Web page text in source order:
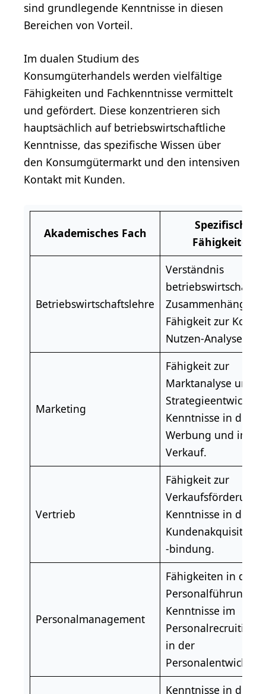
sind grundlegende Kenntnisse in diesen
Bereichen von Vorteil.
Im dualen Studium des
Konsumgüterhandels werden vielfältige
Fähigkeiten und Fachkenntnisse vermittelt
und gefördert. Diese konzentrieren sich
hauptsächlich auf betriebswirtschaftliche
Kenntnisse, das spezifische Wissen über
den Konsumgütermarkt und den intensiven
Kontakt mit Kunden.
Akademisches Fach
Spezifische
Fähigkeiten
Betriebswirtschaftslehre
Verständnis
Zusammenhänge,
Fähigkeit zur
Nutzen-Analyse.
Marketing
Fähigkeit zur
Marktanalyse und
Kenntnisse in der
Werbung und im
Verkauf.
Vertrieb
Fähigkeit zur
Verkaufsförderung,
Kenntnisse in der
Kundenakquisition
-bindung.
Personalmanagement
Fähigkeiten in der
Personalführung,
Kenntnisse im
Personalrecruiting
in der
Kenntnisse in der